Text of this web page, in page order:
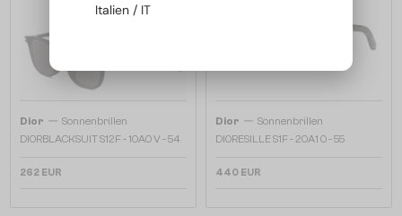
Dior — Sonnenbrillen
DIORBLACKSUIT S12F - 10A0 V - 54
262 EUR
Dior — Sonnenbrillen
DIORESILLE S1F - 20A1 O - 55
440 EUR
Italien / IT